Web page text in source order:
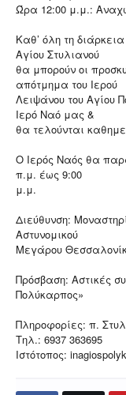
Ώρα 12:00 μ.μ.:
Καθ’ όλη τη
Αγίου Στυλιανού
θα μπορούν οι
απότμημα του Ιερού
Λειψάνου του Αγίου
Ιερό Ναό μας &
θα τελούνται
Ο Ιερός Ναός θα
π.μ. έως 9:00
μ.μ.
Διεύθυνση:
Αστυνομικού
Μεγάρου
Πρόσβαση: Αστικές
Πολύκαρπος»
Πληροφορίες: π.
Τηλ.: 6937 363695
Ιστότοπος: